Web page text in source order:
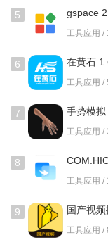
1、登录账户后进
2、根据所在地区
动拉取当前欠费金
3、核对账单信息
付方式完成验证。
4、若使用电子券
统会自动抵扣相应
5、支付成功后会
明细供后续查询。
5 gspace
工具应用 /
6 在黄石
工具应用 /
7 手势模
工具应用 /
8
工具应用 /
9
国产视
版
工具应用 /